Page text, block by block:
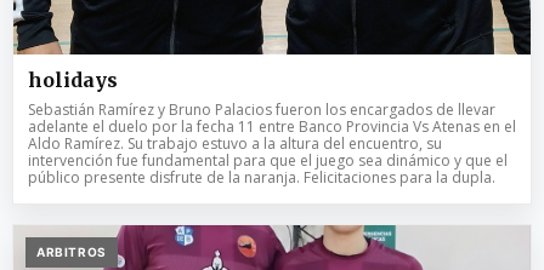
holidays
Sebastián Ramírez y Bruno Palacios fueron los encargados de llevar
adelante el duelo por la fecha 11 entre Banco Provincia Vs Atenas en el
Aldo Ramírez. Su trabajo estuvo a la altura del encuentro, su
intervención fue fundamental para que el juego sea dinámico y que el
público presente disfrute de la naranja. Felicitaciones para la dupla.
ARBITROS